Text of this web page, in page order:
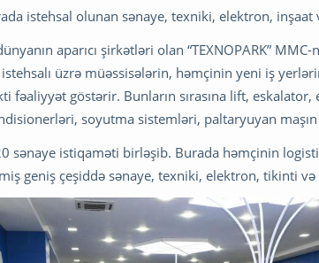
istehsal olunan sənaye, texniki, elektron, inşaat
aparıcı şirkətləri olan “TEXNOPARK”
üzrə müəssisələrin, həmçinin yeni iş
fəaliyyət göstərir. Bunların sırasına lift, eskalator,
soyutma sistemləri, paltaryuyan
20 sənaye istiqaməti birləşib. Burada həmçinin
geniş çeşiddə sənaye, texniki, elektron, tikinti